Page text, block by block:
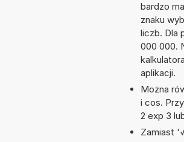
bardzo
znaku
liczb. Dla
000 000.
aplikacji.
Można
i cos.
2 exp 3
Zamiast